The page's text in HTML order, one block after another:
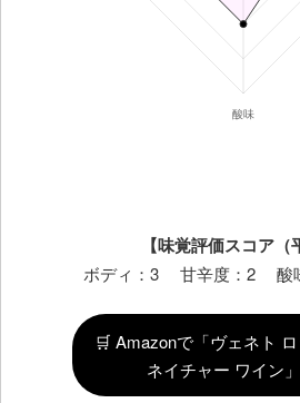
【味覚評価スコア（
ボディ：3 甘辛度：2 酸
🛒 Amazonで「ヴェネト
ネイチャー ワイン